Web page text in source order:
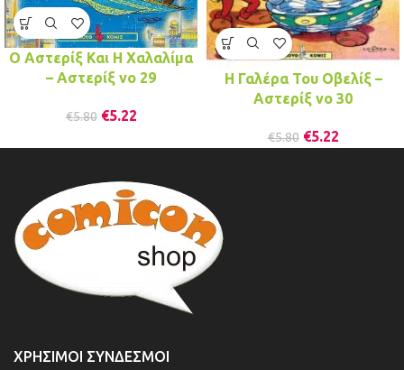
Ο Αστερίξ Και Η Χαλαλίμα
– Αστερίξ νo 29
€5.80 €5.22
Η Γαλέρα Του Οβελίξ –
Αστερίξ νo 30
€5.80 €5.22
ΧΡΉΣΙΜΟΙ ΣΎΝΔΕΣΜΟΙ